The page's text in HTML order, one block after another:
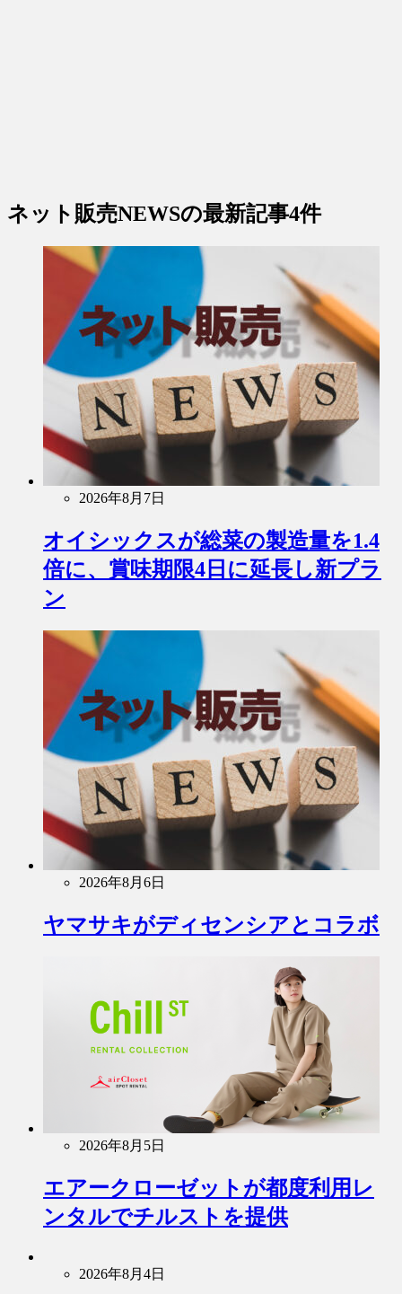
ネット販売NEWSの最新記事4件
2026年8月7日
オイシックスが総菜の製造量を1.4
倍に、賞味期限4日に延長し新プラ
ン
2026年8月6日
ヤマサキがディセンシアとコラボ
2026年8月5日
エアークローゼットが都度利用レ
ンタルでチルストを提供
2026年8月4日